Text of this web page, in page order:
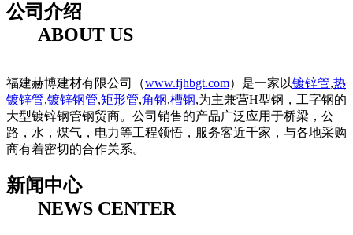
公司介绍
ABOUT US
福建赫博建材有限公司（www.fjhbgt.com）是一家以镀锌管,热
镀锌管,镀锌钢管,矩形管,角钢,槽钢,为主兼营H型钢，工字钢的
大型镀锌钢管钢贸商。公司销售的产品广泛应用于桥梁，公
路，水，煤气，电力等工程领悟，服务客近千家，与各地采购
商有着密切的合作关系。
新闻中心
NEWS CENTER